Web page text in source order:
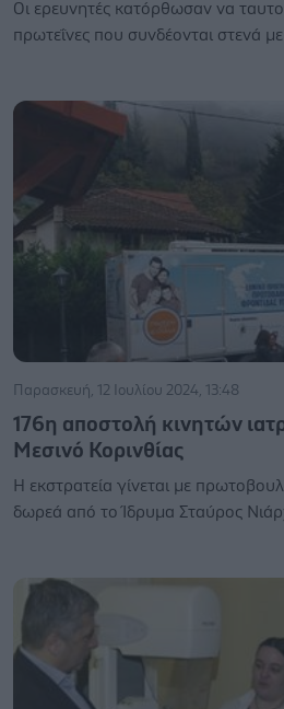
Οι ερευνητές κατόρθωσαν να
πρωτεΐνες που συνδέονται στενά
Παρασκευή, 12 Ιουλίου 2024, 13:48
176η αποστολή κινητών
Μεσινό Κορινθίας
Η εκστρατεία γίνεται με
δωρεά από το Ίδρυμα Σταύρος